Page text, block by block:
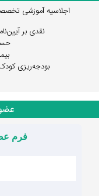
اجلاسیه آموزشی
نقدی بر
بودجه‌ریزی
فرم